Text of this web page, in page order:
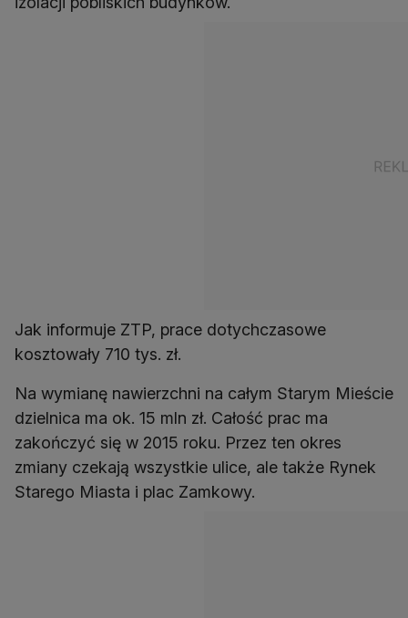
Jak informuje ZTP, prace dotychczasowe
kosztowały 710 tys. zł.
Na wymianę nawierzchni na całym Starym Mieście
dzielnica ma ok. 15 mln zł. Całość prac ma
zakończyć się w 2015 roku. Przez ten okres
zmiany czekają wszystkie ulice, ale także Rynek
Starego Miasta i plac Zamkowy.